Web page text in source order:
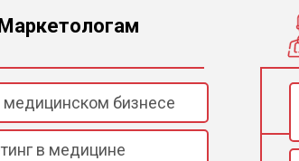
Маркетологам
медицинском бизнесе
в медицине